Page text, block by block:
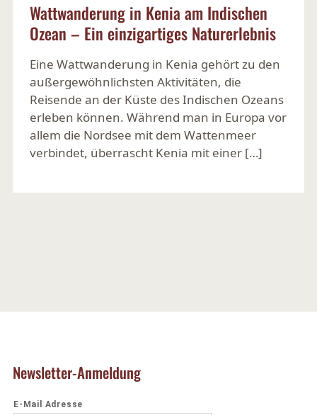
Wattwanderung in Kenia am Indischen
Ozean – Ein einzigartiges Naturerlebnis
Eine Wattwanderung in Kenia gehört zu den
außergewöhnlichsten Aktivitäten, die
Reisende an der Küste des Indischen Ozeans
erleben können. Während man in Europa vor
allem die Nordsee mit dem Wattenmeer
verbindet, überrascht Kenia mit einer […]
Newsletter-Anmeldung